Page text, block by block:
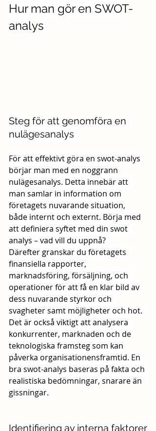
Hur man gör en SWOT-
analys
Steg för att genomföra en
nulägesanalys
För att effektivt göra en swot-analys
börjar man med en noggrann
nulägesanalys. Detta innebär att
man samlar in information om
företagets nuvarande situation,
både internt och externt. Börja med
att definiera syftet med din swot
analys – vad vill du uppnå?
Därefter granskar du företagets
finansiella rapporter,
marknadsföring, försäljning, och
operationer för att få en klar bild av
dess nuvarande styrkor och
svagheter samt möjligheter och hot.
Det är också viktigt att analysera
konkurrenter, marknaden och de
teknologiska framsteg som kan
påverka organisationensframtid. En
bra swot-analys baseras på fakta och
realistiska bedömningar, snarare än
gissningar.
Identifiering av interna faktorer